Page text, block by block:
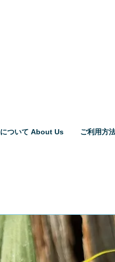
ついて About Us ご利用方